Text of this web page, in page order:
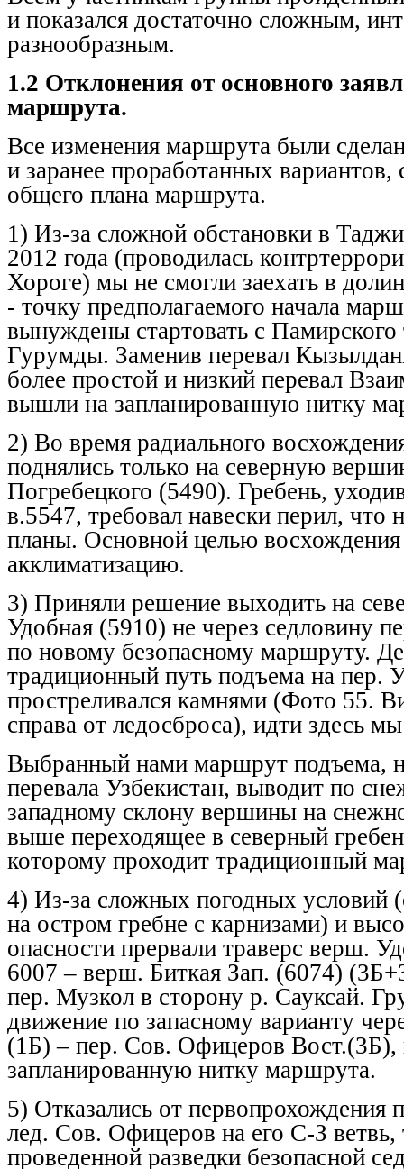
и показался достаточно сложным,
разнообразным.
1.2 Отклонения от основного
маршрута.
Все изменения маршрута были
и заранее проработанных вариантов,
общего плана маршрута.
1) Из-за сложной обстановки в
2012 года (проводилась
Хороге) мы не смогли заехать в
- точку предполагаемого начала
вынуждены стартовать с Памирского
Гурумды. Заменив перевал
более простой и низкий перевал
вышли на запланированную нитку
2) Во время радиального
поднялись только на северную
Погребецкого (5490). Гребень,
в.5547, требовал навески перил, что
планы. Основной целью
акклиматизацию.
3) Приняли решение выходить на
Удобная (5910) не через седловину
по новому безопасному маршруту.
традиционный путь подъема на пер.
простреливался камнями (Фото 55.
справа от ледосброса), идти здесь
Выбранный нами маршрут подъема,
перевала Узбекистан, выводит по
западному склону вершины на
выше переходящее в северный
которому проходит традиционный
4) Из-за сложных погодных условий
на остром гребне с карнизами) и
опасности прервали траверс верш.
6007 – верш. Биткая Зап. (6074)
пер. Музкол в сторону р. Сауксай.
движение по запасному варианту
(1Б) – пер. Сов. Офицеров Вост.(3Б),
запланированную нитку маршрута.
5) Отказались от первопрохождения
лед. Сов. Офицеров на его С-З ветвь,
проведенной разведки безопасной